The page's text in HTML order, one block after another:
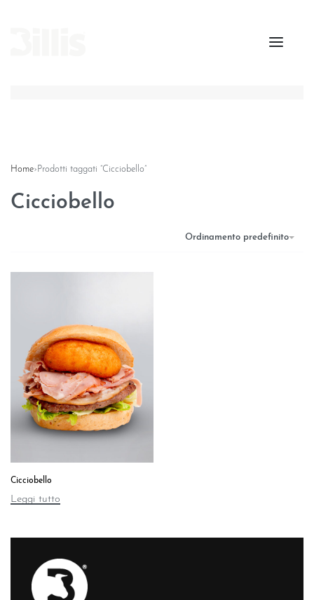
Home› Prodotti taggati “Cicciobello”
Cicciobello
Ordinamento predefinito
Cicciobello
Leggi tutto